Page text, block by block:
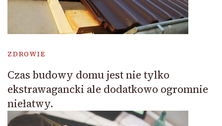
ZDROWIE
Czas budowy domu jest nie tylko
ekstrawagancki ale dodatkowo ogromnie
niełatwy.